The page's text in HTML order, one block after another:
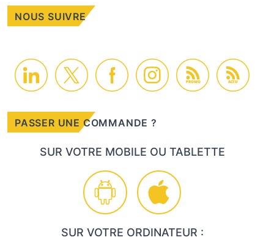
NOUS SUIVRE
PROMO ACTU
PASSER UNE COMMANDE ?
SUR VOTRE MOBILE OU TABLETTE
SUR VOTRE ORDINATEUR :